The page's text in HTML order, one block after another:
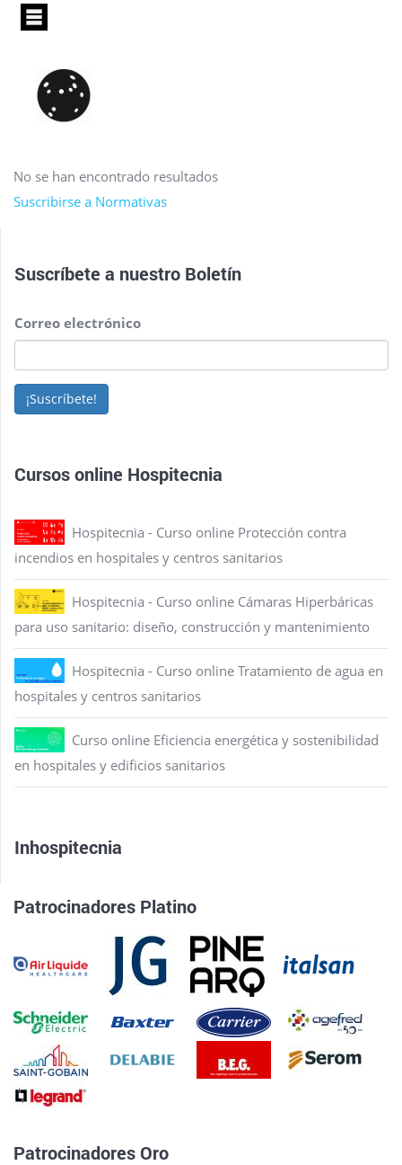
Pasar
principal
No se han encontrado resultados
Suscribirse a Normativas
Suscríbete a nuestro Boletín
Correo electrónico
¡Suscríbete!
Cursos online Hospitecnia
Hospitecnia - Curso online Protección contra
incendios en hospitales y centros sanitarios
Hospitecnia - Curso online Cámaras Hiperbáricas
para uso sanitario: diseño, construcción y mantenimiento
Hospitecnia - Curso online Tratamiento de agua en
hospitales y centros sanitarios
Curso online Eficiencia energética y sostenibilidad
en hospitales y edificios sanitarios
Inhospitecnia
Patrocinadores Platino
Patrocinadores Oro